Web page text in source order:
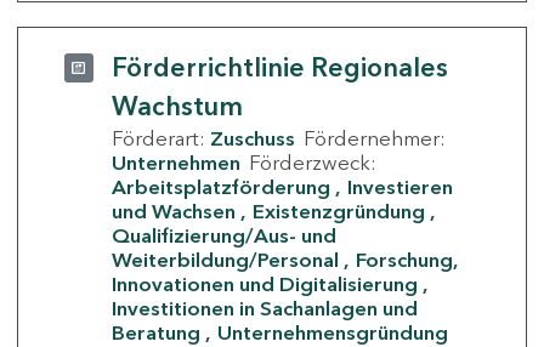
Förderrichtlinie Regionales
Wachstum
Förderart: Zuschuss Fördernehmer:
Unternehmen Förderzweck:
Arbeitsplatzförderung
Investieren
und Wachsen
Existenzgründung
Qualifizierung/Aus- und
Weiterbildung/Personal
Forschung,
Innovationen und Digitalisierung
Investitionen in Sachanlagen und
Beratung
Unternehmensgründung